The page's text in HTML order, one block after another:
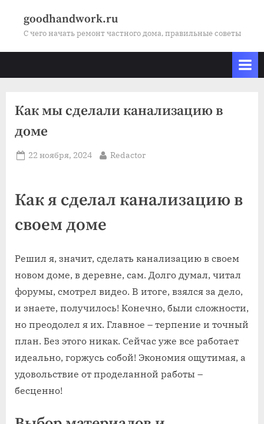
goodhandwork.ru
С чего начать ремонт частного дома, правильные советы
Как мы сделали канализацию в
доме
Posted
22 ноября, 2024 By
Redactor
Как я сделал канализацию в
своем доме
Решил я‚ значит‚ сделать канализацию в своем
новом доме‚ в деревне‚ сам. Долго думал‚ читал
форумы‚ смотрел видео. В итоге‚ взялся за дело‚
и знаете‚ получилось! Конечно‚ были сложности‚
но преодолел я их. Главное – терпение и точный
план. Без этого никак. Сейчас уже все работает
идеально‚ горжусь собой! Экономия ощутимая‚ а
удовольствие от проделанной работы –
бесценно!